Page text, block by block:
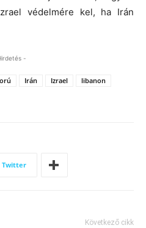
védelmére kel, ha Irán
-
Irán Izrael
libanon
Twitter
Következő cikk